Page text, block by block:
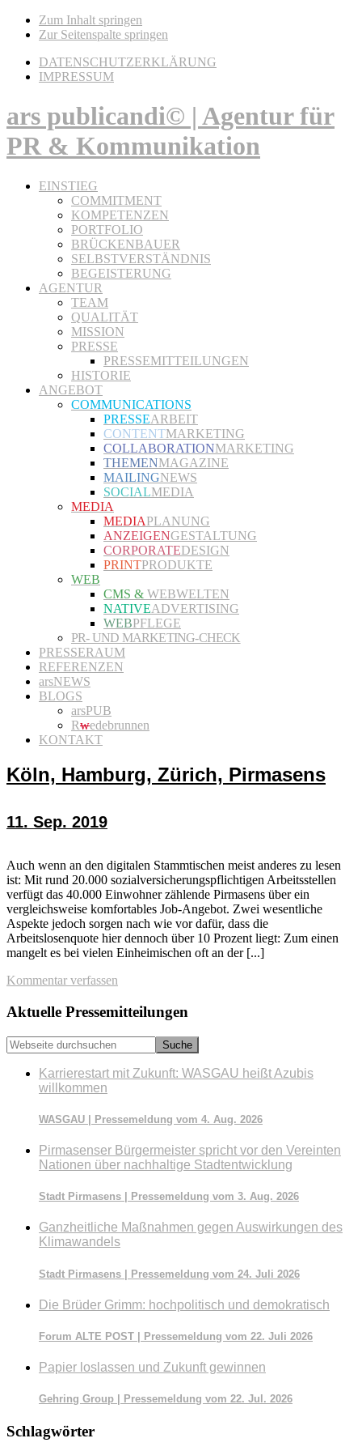
Zum Inhalt springen
Zur Seitenspalte springen
DATENSCHUTZERKLÄRUNG
IMPRESSUM
ars publicandi© | Agentur für
PR & Kommunikation
EINSTIEG
COMMITMENT
KOMPETENZEN
PORTFOLIO
BRÜCKENBAUER
SELBSTVERSTÄNDNIS
BEGEISTERUNG
AGENTUR
TEAM
QUALITÄT
MISSION
PRESSE
PRESSEMITTEILUNGEN
HISTORIE
ANGEBOT
COMMUNICATIONS
PRESSEARBEIT
CONTENTMARKETING
COLLABORATIONMARKETING
THEMENMAGAZINE
MAILINGNEWS
SOCIALMEDIA
MEDIA
MEDIAPLANUNG
ANZEIGENGESTALTUNG
CORPORATEDESIGN
PRINTPRODUKTE
WEB
CMS & WEBWELTEN
NATIVEADVERTISING
WEBPFLEGE
PR- UND MARKETING-CHECK
PRESSERAUM
REFERENZEN
arsNEWS
BLOGS
arsPUB
Rwedebrunnen
KONTAKT
Köln, Hamburg, Zürich, Pirmasens
11. Sep. 2019
Auch wenn an den digitalen Stammtischen meist anderes zu lesen
ist: Mit rund 20.000 sozialversicherungspflichtigen Arbeitsstellen
verfügt das 40.000 Einwohner zählende Pirmasens über ein
vergleichsweise komfortables Job-Angebot. Zwei wesentliche
Aspekte jedoch sorgen nach wie vor dafür, dass die
Arbeitslosenquote hier dennoch über 10 Prozent liegt: Zum einen
mangelt es bei vielen Einheimischen oft an der [...]
Kommentar verfassen
Seitenspalte
Aktuelle Pressemitteilungen
Webseite
durchsuchen
Karrierestart mit Zukunft: WASGAU heißt Azubis
willkommen
WASGAU | Pressemeldung vom 4. Aug. 2026
Pirmasenser Bürgermeister spricht vor den Vereinten
Nationen über nachhaltige Stadtentwicklung
Stadt Pirmasens | Pressemeldung vom 3. Aug. 2026
Ganzheitliche Maßnahmen gegen Auswirkungen des
Klimawandels
Stadt Pirmasens | Pressemeldung vom 24. Juli 2026
Die Brüder Grimm: hochpolitisch und demokratisch
Forum ALTE POST | Pressemeldung vom 22. Juli 2026
Papier loslassen und Zukunft gewinnen
Gehring Group | Pressemeldung vom 22. Jul. 2026
Schlagwörter